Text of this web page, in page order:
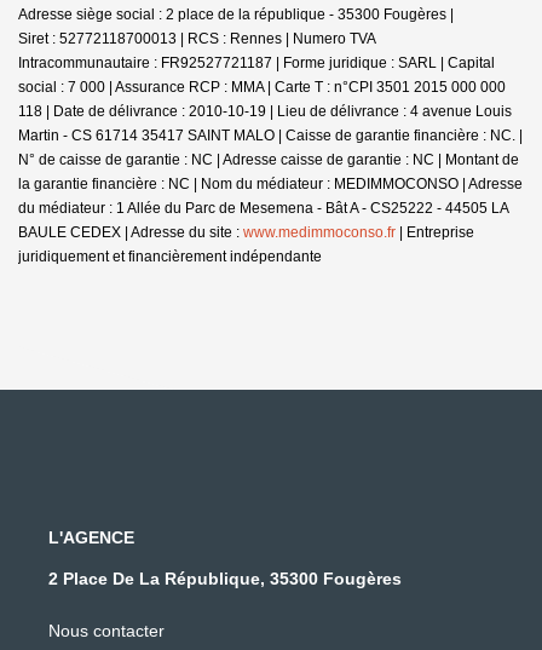
Adresse siège social : 2 place de la république - 35300 Fougères |
Siret : 52772118700013 | RCS : Rennes | Numero TVA
Intracommunautaire : FR92527721187 | Forme juridique : SARL | Capital
social : 7 000 | Assurance RCP : MMA | Carte T : n°CPI 3501 2015 000 000
118 | Date de délivrance : 2010-10-19 | Lieu de délivrance : 4 avenue Louis
Martin - CS 61714 35417 SAINT MALO | Caisse de garantie financière : NC. |
N° de caisse de garantie : NC | Adresse caisse de garantie : NC | Montant de
la garantie financière : NC | Nom du médiateur : MEDIMMOCONSO | Adresse
du médiateur : 1 Allée du Parc de Mesemena - Bât A - CS25222 - 44505 LA
BAULE CEDEX | Adresse du site : www.medimmoconso.fr | Entreprise
juridiquement et financièrement indépendante
L'AGENCE
2 Place De La République, 35300 Fougères
Nous contacter